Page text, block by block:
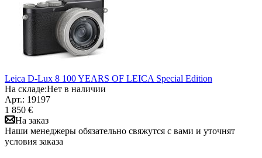
Leica D-Lux 8 100 YEARS OF LEICA Special Edition
На складе:Нет в наличии
Арт.: 19197
1 850 €
На заказ
Наши менеджеры обязательно свяжутся с вами и уточнят
условия заказа